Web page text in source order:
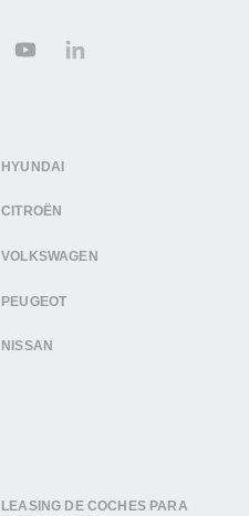
HYUNDAI
CITROËN
VOLKSWAGEN
PEUGEOT
NISSAN
LEASING DE COCHES PARA